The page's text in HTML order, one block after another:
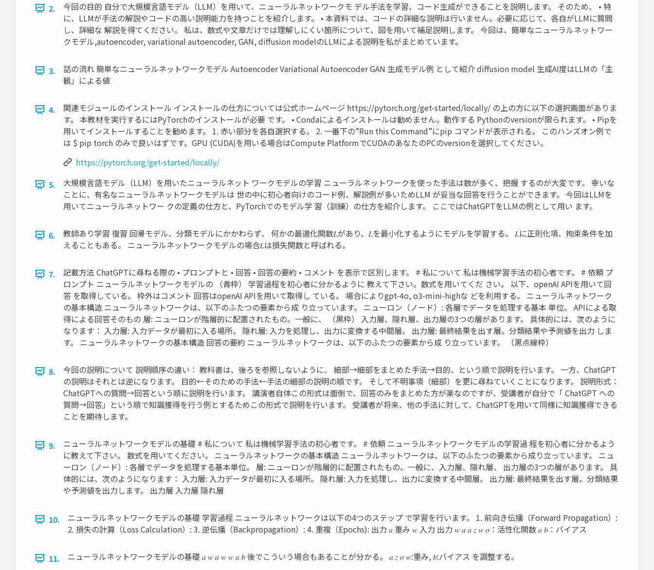
2.
今回の目的 自分で大規模言語モデル（LLM）を用いて、ニューラルネットワークモ デル手法を学習、コード生成ができることを説明します。 そのため、 • 特
に、LLMが手法の解説やコードの高い説明能力を持つことを紹介します。 • 本資料では、コードの詳細な説明は行いません。必要に応じて、各自がLLMに質問
し、詳細な 解説を得てください。 私は、数式や文章だけでは理解しにくい箇所について、図を用いて補足説明します。 今回は、簡単なニューラルネットワー
クモデル,autoencoder, variational autoencoder, GAN, diffusion modelのLLMによる説明を私がまとめています。
3.
話の流れ 簡単なニューラルネットワークモデル Autoencoder Variational Autoencoder GAN 生成モデル例 として紹介 diffusion model 生成AI度はLLMの「主
観」による値
4.
関連モジュールのインストール インストールの仕方については公式ホームページ https://pytorch.org/get-started/locally/ の上の方に以下の選択画面がありま
す。 本教材を実行するにはPyTorchのインストールが必要 です。 • Condaによるインストールは勧めません。動作する Pythonのversionが限られます。 • Pipを
用いてインストールすることを勧めます。 1. 赤い部分を各自選択する。 2. 一番下の”Run this Command”にpip コマンドが表示される。 このハンズオン例で
は $ pip torch のみで良いはずです。GPU (CUDA)を用いる場合はCompute PlatformでCUDAのあなたのPCのversionを選択してください。
https://pytorch.org/get-started/locally/
5.
大規模言語モデル（LLM）を用いたニューラルネット ワークモデルの学習 ニューラルネットワークを使った手法は数が多く、把握 するのが大変です。 幸いな
ことに、有名なニューラルネットワークモデルは 世の中に初心者向けのコード例、解説例が多いためLLM が妥当な回答を行うことができます。 今回はLLMを
用いてニューラルネットワー クの定義の仕方と、PyTorchでのモデル学 習（訓練）の仕方を紹介します。 ここではChatGPTをLLMの例として用い ます。
6.
教師あり学習 復習 回帰モデル、分類モデルにかかわらず、 何かの最適化関数𝐿があり、𝐿を最小化するようにモデルを学習する。 𝐿に正則化項、拘束条件を加
えることもある。 ニューラルネットワークモデルの場合𝐿は損失関数と呼ばれる。
7.
記載方法 ChatGPTに尋ねる際の • プロンプトと • 回答 • 回答の要約 • コメント を表示で区別します。 # 私について 私は機械学習手法の初心者です。 # 依頼 プ
ロンプト ニューラルネットワークモデルの （青枠） 学習過程を初心者に分かるように 教えて下さい。数式を用いてくだ さい。 以下、openAI APIを用いて回
答 を取得している。 枠外はコメント 回答はopenAI APIを用いて取得し ている。 場合によりgpt-4o, o3-mini-highな どを利用する。 ニューラルネットワーク
の基本構造 ニューラルネットワークは、以下のふたつの要素から成 り立っています。 ニューロン（ノード）: 各層でデータを処理する基本 単位。 APIによる取
得による回答そのもの 層: ニューロンが階層的に配置されたもの。一般に、 （黒枠） 入力層、隠れ層、出力層の3つの層があります。 具体的には、次のように
なります： 入力層: 入力データが最初に入る場所。 隠れ層: 入力を処理し、出力に変換する中間層。 出力層: 最終結果を出す層。分類結果や予測値を出力 しま
す。 ニューラルネットワークの基本構造 回答の要約 ニューラルネットワークは、以下のふたつの要素から成 り立っています。 （黒点線枠）
8.
今回の説明について 説明順序の違い： 教科書は、後ろを参照しないように、 細部→細部をまとめた手法→目的、という順で説明を行います。 一方、ChatGPT
の説明はそれとは逆になります。 目的←そのための手法←手法の細部の説明の順です。 そして不明事項（細部）を更に尋ねていくことになります。 説明形式：
ChatGPTへの質問→回答という順に説明を行います。 講演者自体この形式は面倒で、回答のみをまとめた方が楽なのですが、受講者が自分で「 ChatGPT への
質問→回答」という順で知識獲得を行う例とするためこの形式で説明を行います。 受講者が将来、他の手法に対して、ChatGPTを用いて同様に知識獲得できる
ことを期待します。
9.
ニューラルネットワークモデルの基礎 # 私について 私は機械学習手法の初心者です。 # 依頼 ニューラルネットワークモデルの学習過 程を初心者に分かるよう
に教えて下さい。 数式を用いてください。 ニューラルネットワークの基本構造 ニューラルネットワークは、以下のふたつの要素から成り立っています。 ニュ
ーロン（ノード）: 各層でデータを処理する基本単位。 層: ニューロンが階層的に配置されたもの。一般に、入力層、隠れ層、 出力層の3つの層があります。 具
体的には、次のようになります： 入力層: 入力データが最初に入る場所。 隠れ層: 入力を処理し、出力に変換する中間層。 出力層: 最終結果を出す層。分類結果
や予測値を出力します。 出力層 入力層 隠れ層
10.
ニューラルネットワークモデルの基礎 学習過程 ニューラルネットワークは以下の4つのステップ で学習を行います。 1. 前向き伝播（Forward Propagation）:
2. 損失の計算（Loss Calculation）: 3. 逆伝播（Backpropagation）: 4. 重複（Epochs): 出力 𝑎 重み 𝑤 入力 出力 𝑤 𝑎 𝑎 𝑧 𝑤 𝜎：活性化関数 𝑎 𝑏：バイアス
11. ニューラルネットワークモデルの基礎 𝑎 𝑤 𝑎 𝑤 𝑤 𝑎 𝑏 後でこういう場合もあることが分かる。 𝑎 𝑧 𝜎 𝑤:重み, 𝑏:バイアス を調整する。